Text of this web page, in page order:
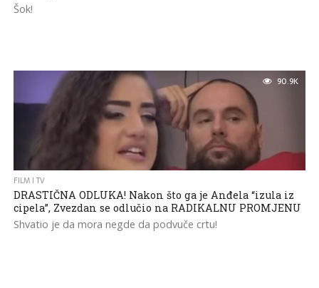
Šok!
90.9K
FILM I TV
DRASTIČNA ODLUKA! Nakon što ga je Anđela “izula iz
cipela”, Zvezdan se odlučio na RADIKALNU PROMJENU
Shvatio je da mora negde da podvuče crtu!